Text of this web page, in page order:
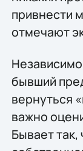
привнести
отмечают
Независимо
бывший
вернуться
важно
Бывает так,